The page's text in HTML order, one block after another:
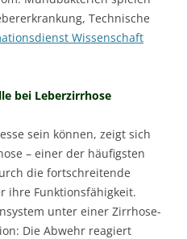
Technische
Wissenschaft
bei Leberzirrhose
sein können, zeigt sich
– einer der häufigsten
die fortschreitende
ihre Funktionsfähigkeit.
unter einer Zirrhose-
Die Abwehr reagiert